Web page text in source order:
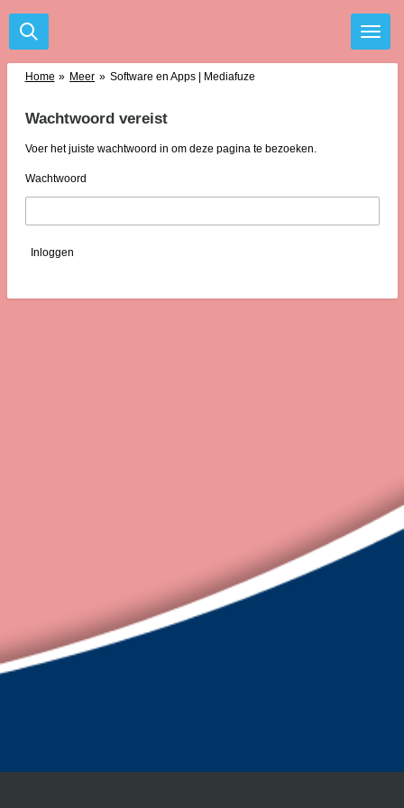
Ga
direct
Home » Meer » Software en Apps | Mediafuze
Wachtwoord vereist
Voer het juiste wachtwoord in om deze pagina te bezoeken.
Wachtwoord
Inloggen